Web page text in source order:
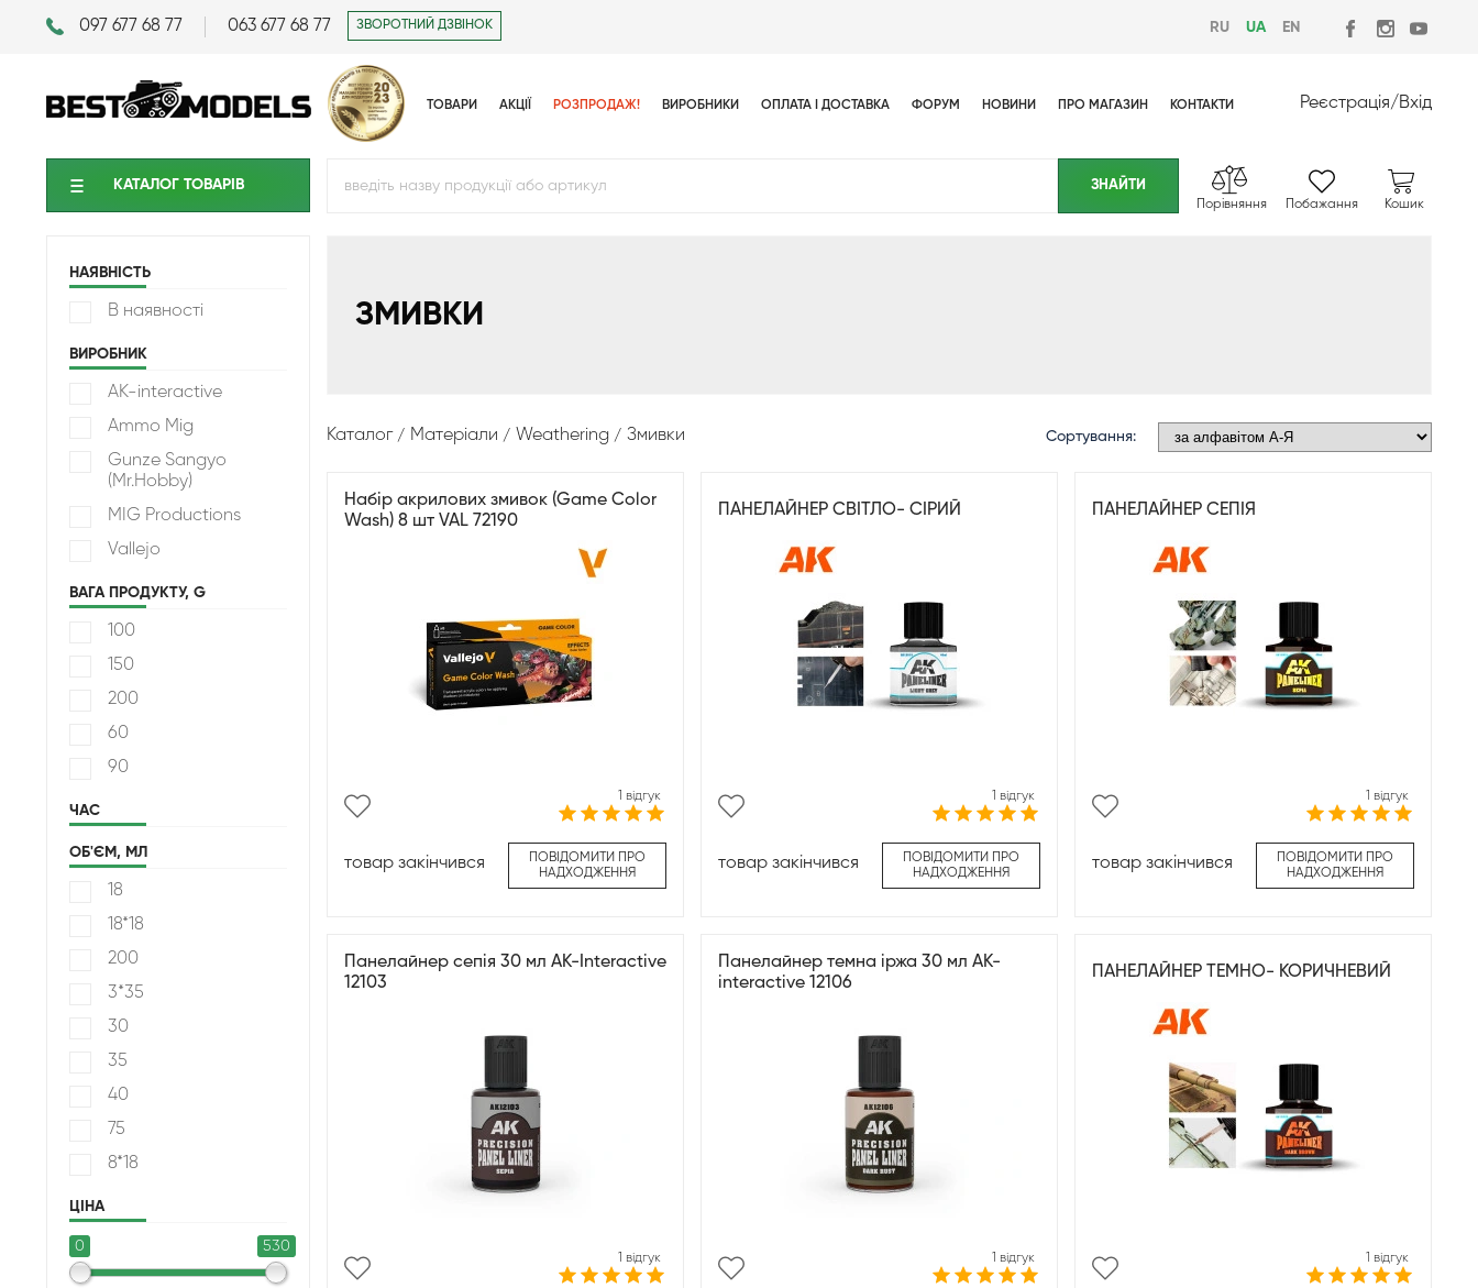
097 677 68 77 063 677 68 77 ЗВОРОТНИЙ ДЗВІНОК RU UA EN
ТОВАРИ АКЦІЇ РОЗПРОДАЖ! ВИРОБНИКИ ОПЛАТА І ДОСТАВКА ФОРУМ НОВИНИ ПРО МАГАЗИН КОНТАКТИ Реєстрація/Вхід
КАТАЛОГ ТОВАРIВ
Порівняння Побажання Кошик
НАЯВНІСТЬ
В наявності
ВИРОБНИК
AK-interactive
Ammo Mig
Gunze Sangyo
(Mr.Hobby)
MIG Productions
Vallejo
ВАГА ПРОДУКТУ, G
100
150
200
60
90
ЧАС
ОБ'ЄМ, МЛ
18
18*18
200
3*35
30
35
40
75
8*18
ЦІНА
0 530
ЗМИВКИ
Каталог Матеріали Weathering Змивки Сортування:
Набір акрилових змивок (Game Color
Wash) 8 шт VAL 72190
1 відгук
товар закінчився
ПОВІДОМИТИ ПРО
НАДХОДЖЕННЯ
ПАНЕЛАЙНЕР СВІТЛО- СІРИЙ
1 відгук
товар закінчився
ПОВІДОМИТИ ПРО
НАДХОДЖЕННЯ
ПАНЕЛАЙНЕР СЕПІЯ
1 відгук
товар закінчився
ПОВІДОМИТИ ПРО
НАДХОДЖЕННЯ
Панелайнер сепія 30 мл AK-Interactive
12103
1 відгук
Панелайнер темна іржа 30 мл AK-
interactive 12106
1 відгук
ПАНЕЛАЙНЕР ТЕМНО- КОРИЧНЕВИЙ
1 відгук